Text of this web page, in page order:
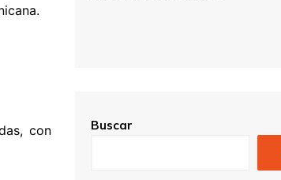
con
Buscar